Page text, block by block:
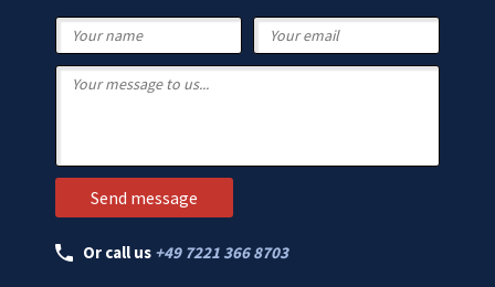
Or call us +49 7221 366 8703